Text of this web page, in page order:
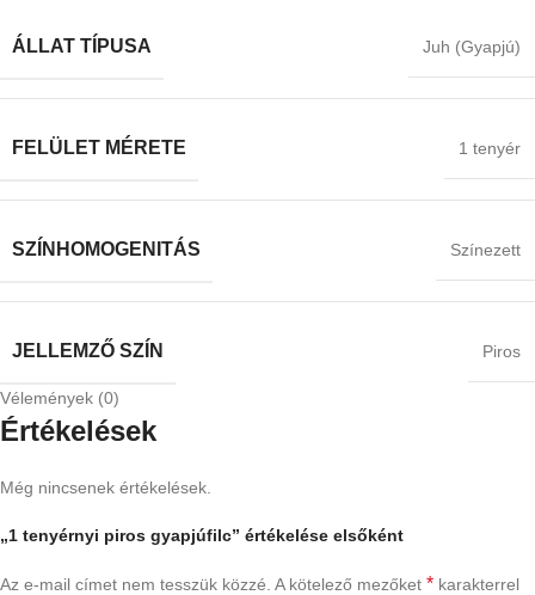
ÁLLAT TÍPUSA Juh (Gyapjú)
FELÜLET MÉRETE 1 tenyér
SZÍNHOMOGENITÁS Színezett
JELLEMZŐ SZÍN Piros
Vélemények (0)
Értékelések
Még nincsenek értékelések.
„1 tenyérnyi piros gyapjúfilc” értékelése elsőként
Az e-mail címet nem tesszük közzé. A kötelező mezőket * karakterrel